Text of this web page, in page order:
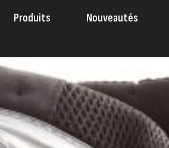
Produits Nouveautés